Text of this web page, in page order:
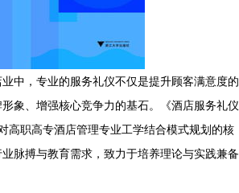
中，专业的服务礼仪不仅是提升顾客满意度的
象、增强核心竞争力的基石。《酒店服务礼仪
高职高专酒店管理专业工学结合模式规划的核
脉搏与教育需求，致力于培养理论与实践兼备